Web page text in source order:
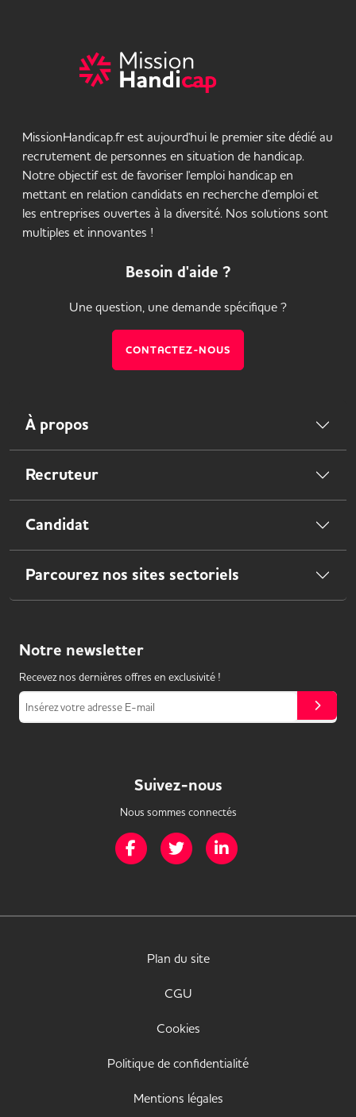
MissionHandicap.fr est aujourd'hui le premier site dédié au
recrutement de personnes en situation de handicap.
Notre objectif est de favoriser l'emploi handicap en
mettant en relation candidats en recherche d'emploi et
les entreprises ouvertes à la diversité. Nos solutions sont
multiples et innovantes !
Besoin d'aide ?
Une question, une demande spécifique ?
CONTACTEZ-NOUS
À propos
Recruteur
Candidat
Parcourez nos sites sectoriels
Notre newsletter
Recevez nos dernières offres en exclusivité !
Insérez votre adresse E-mail
Suivez-nous
Nous sommes connectés
Page Facebook de Mission Handicap
Page Twitter de Mission Handicap
Plan du site
CGU
Cookies
Politique de confidentialité
Mentions légales